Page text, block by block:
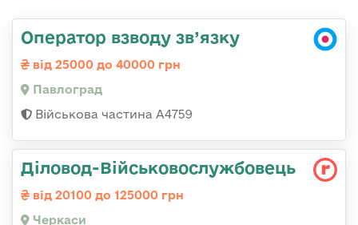
Оператор взводу зв’язку
від 25000 до 40000 грн
Павлоград
Військова частина А4759
Діловод-Військовослужбовець
від 20100 до 125000 грн
Черкаси